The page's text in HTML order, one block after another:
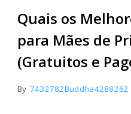
Quais os
para Mães de
(Gratuitos e
By 7432782Buddha4288262